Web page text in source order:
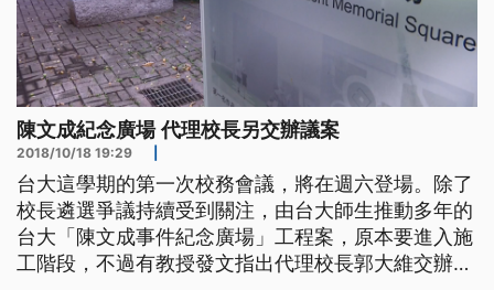
陳文成紀念廣場 代理校長另交辦議案
2018/10/18 19:29
台大這學期的第一次校務會議，將在週六登場。除了
校長遴選爭議持續受到關注，由台大師生推動多年的
台大「陳文成事件紀念廣場」工程案，原本要進入施
工階段，不過有教授發文指出代理校長郭大維交辦議